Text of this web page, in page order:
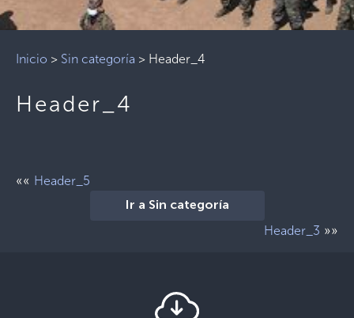
Inicio > Sin categoría > Header_4
Header_4
«« Header_5
Ir a Sin categoría
Header_3 »»